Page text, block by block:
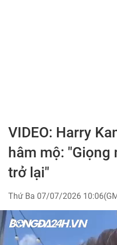
VIDEO: Harry
hâm mộ: "Giọng
trở lại"
Thứ Ba 07/07/2026